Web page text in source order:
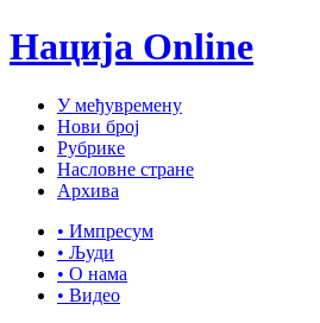
Нација Online
У међувремену
Нови број
Рубрике
Насловне стране
Архива
• Импресум
• Људи
• О нама
• Видео